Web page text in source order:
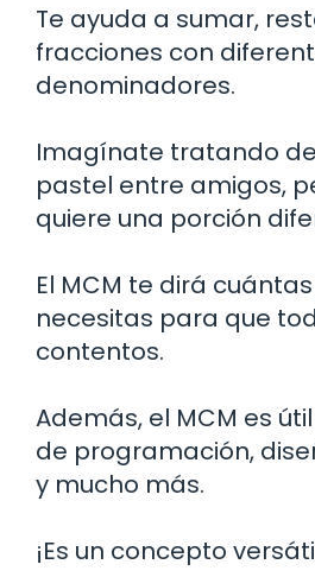
Te ayuda a sumar,
fracciones con
denominadores.
Imagínate tratando
pastel entre amigos,
quiere una porción
El MCM te dirá
necesitas para que
contentos.
Además, el MCM es
de programación,
y mucho más.
¡Es un concepto